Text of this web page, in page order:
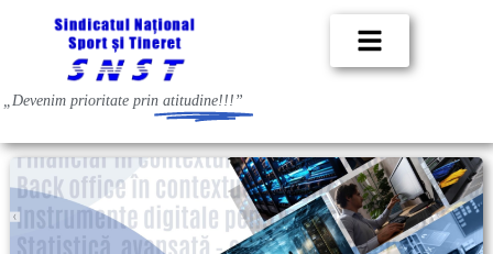
„Devenim prioritate prin atitudine!!!”